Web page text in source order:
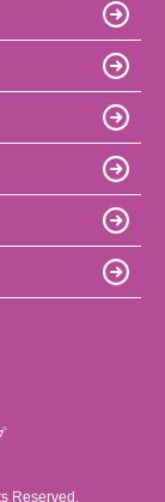
Reserved.